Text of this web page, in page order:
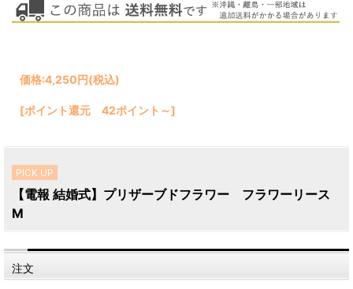
価格:4,250円(税込)
[ポイント還元 42ポイント～]
PICK UP
【電報 結婚式】プリザーブドフラワー フラワーリース
M
注文